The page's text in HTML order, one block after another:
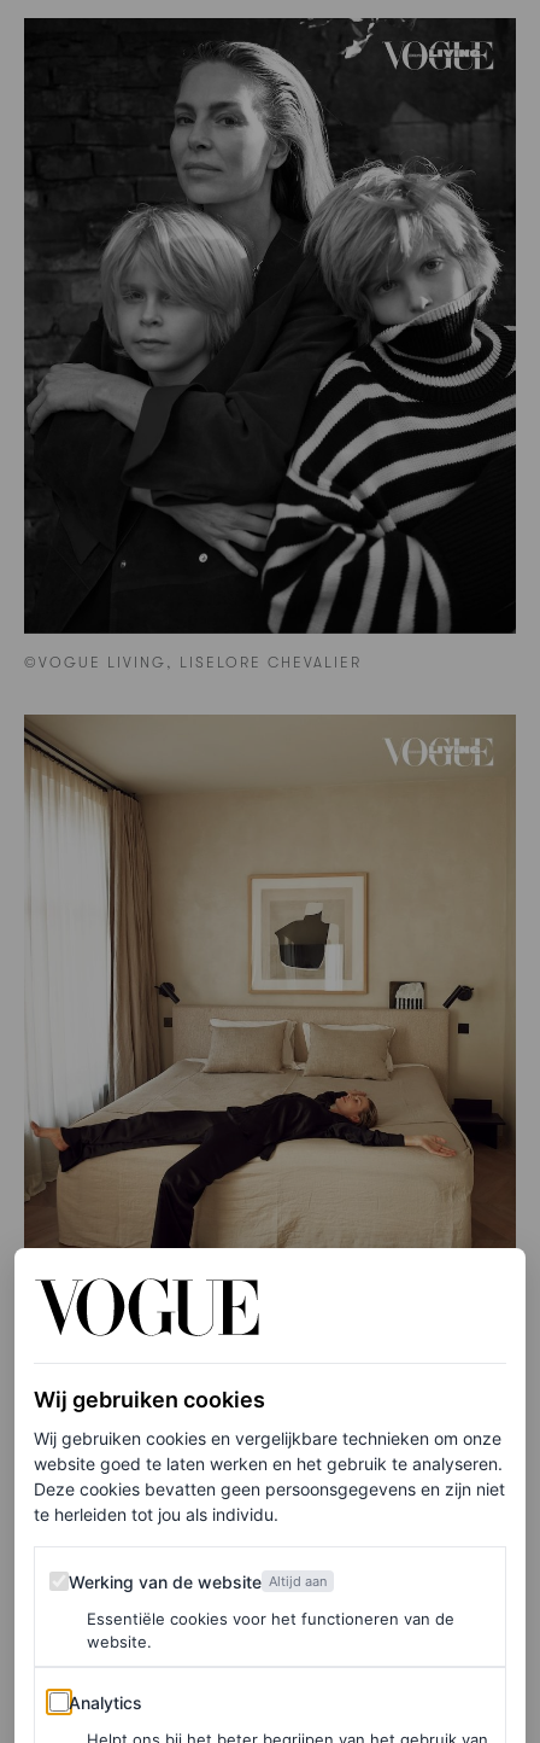
©VOGUE LIVING, LISELORE CHEVALIER
©VOGUE LIVING, LISELORE CHEVALIER
Ze was 18 toen haar vader stierf, haar zusjes 13 en 22.
“Leukemie. Hij was in een half jaar weg, een boom van
een kerel. Dat was zwaar, maar we hebben het samen
krankzinnig goed gedaan. Mijn moeder boekte een week
Ibiza en daar hebben we heel veel gepraat. Ze hadden een
goed huwelijk, maar mijn vader was ook lastig en
sfeerbepalend; dat werd óók benoemd. Ik heb nooit een
zielig hoopje moeder gehad. Ze had haar werk, leuke
Wij gebruiken cookies
Wij gebruiken cookies en vergelijkbare technieken om onze
website goed te laten werken en het gebruik te analyseren.
Deze cookies bevatten geen persoonsgegevens en zijn niet
te herleiden tot jou als individu.
Werking van de website
Werking van de website Altijd aan
Essentiële cookies voor het functioneren van de
website.
Analytics
Analytics